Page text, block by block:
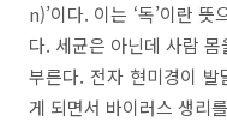
n)’이다. 이는 ‘독’이란
다. 세균은 아닌데 사람
부른다. 전자 현미경이
게 되면서 바이러스 생리